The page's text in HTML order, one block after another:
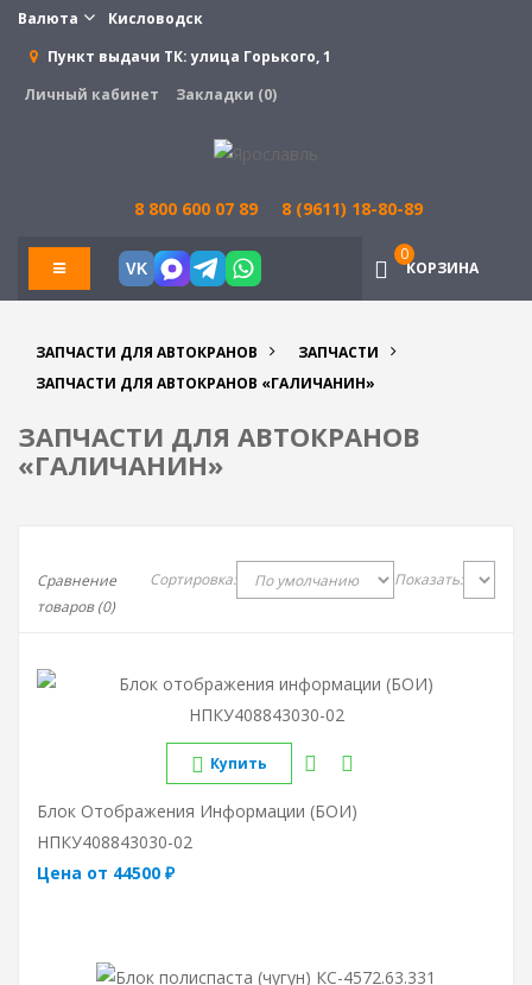
Валюта
Кисловодск
Пункт выдачи ТК:улица Горького, 1
Личный кабинет
Закладки (0)
8 800 600 07 89 8 (9611) 18-80-89
VK КОРЗИНА
0
ЗАПЧАСТИ ДЛЯ АВТОКРАНОВ
ЗАПЧАСТИ
ЗАПЧАСТИ ДЛЯ АВТОКРАНОВ «ГАЛИЧАНИН»
ЗАПЧАСТИ ДЛЯ АВТОКРАНОВ
«ГАЛИЧАНИН»
Сравнение
товаров (0)
Сортировка: Показать:
Купить
Блок Отображения Информации (БОИ)
НПКУ408843030-02
Цена от 44500 ₽